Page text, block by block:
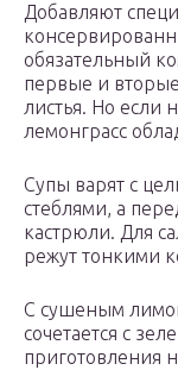
Добавляют
обязательный
первые и
листья. Но если
лемонграсс
Супы варят с
стеблями, а
кастрюли. Для
режут тонкими
С сушеным
сочетается с
приготовления